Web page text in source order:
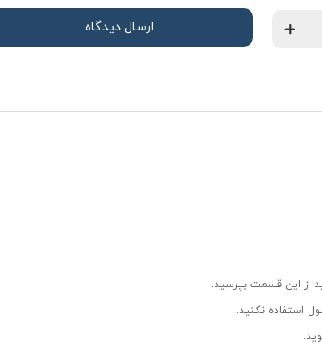
از این قسمت بپرسید.
استفاده نکنید.